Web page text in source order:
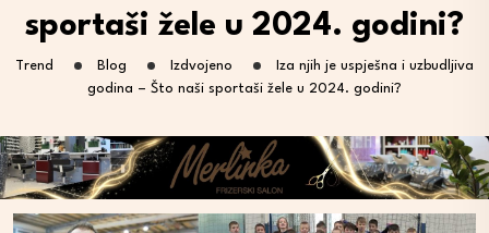
sportaši žele u 2024. godini?
Trend Blog Izdvojeno
Iza njih je uspješna i uzbudljiva
godina – Što naši sportaši žele u 2024. godini?